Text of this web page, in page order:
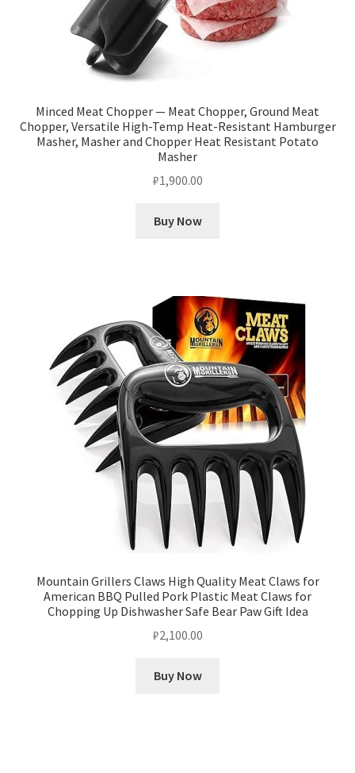
Minced Meat Chopper — Meat Chopper, Ground Meat
Chopper, Versatile High-Temp Heat-Resistant Hamburger
Masher, Masher and Chopper Heat Resistant Potato
Masher
₽1,900.00
Buy Now
Mountain Grillers Claws High Quality Meat Claws for
American BBQ Pulled Pork Plastic Meat Claws for
Chopping Up Dishwasher Safe Bear Paw Gift Idea
₽2,100.00
Buy Now